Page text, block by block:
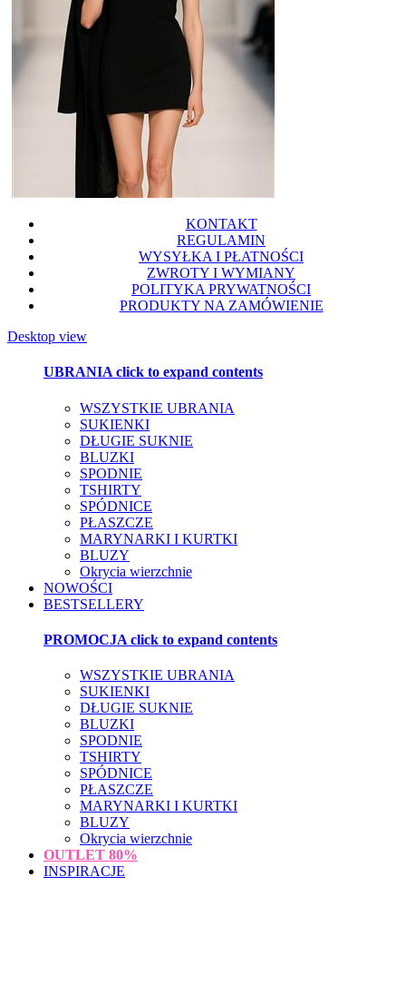
KONTAKT
REGULAMIN
WYSYŁKA I PŁATNOŚCI
ZWROTY I WYMIANY
POLITYKA PRYWATNOŚCI
PRODUKTY NA ZAMÓWIENIE
Desktop view
UBRANIAclick to expand contents
WSZYSTKIE UBRANIA
SUKIENKI
DŁUGIE SUKNIE
BLUZKI
SPODNIE
TSHIRTY
SPÓDNICE
PŁASZCZE
MARYNARKI I KURTKI
BLUZY
Okrycia wierzchnie
NOWOŚCI
BESTSELLERY
PROMOCJA click to expand contents
WSZYSTKIE UBRANIA
SUKIENKI
DŁUGIE SUKNIE
BLUZKI
SPODNIE
TSHIRTY
SPÓDNICE
PŁASZCZE
MARYNARKI I KURTKI
BLUZY
Okrycia wierzchnie
OUTLET 80%
INSPIRACJE